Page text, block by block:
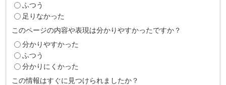
ふつう
足りなかった
このページの内容や表現は分かりやすかったですか？
分かりやすかった
ふつう
分かりにくかった
この情報はすぐに見つけられましたか？